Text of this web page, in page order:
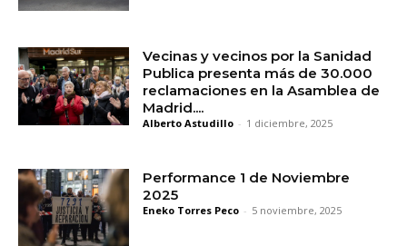
Vecinas y vecinos por la Sanidad
Publica presenta más de 30.000
reclamaciones en la Asamblea de
Madrid....
Alberto Astudillo - 1 diciembre, 2025
Performance 1 de Noviembre
2025
Eneko Torres Peco - 5 noviembre, 2025